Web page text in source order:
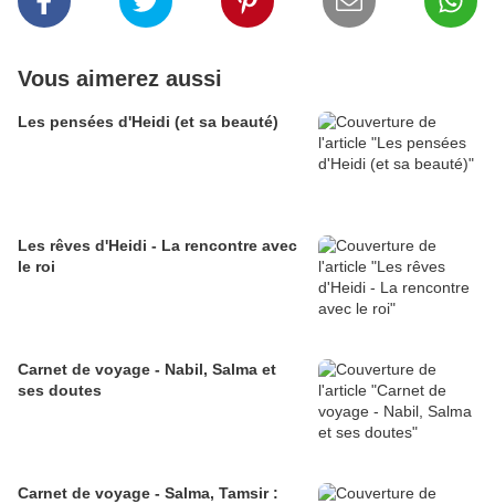
Vous aimerez aussi
Les pensées d'Heidi (et sa beauté)
Les rêves d'Heidi - La rencontre avec
le roi
Carnet de voyage - Nabil, Salma et
ses doutes
Carnet de voyage - Salma, Tamsir :